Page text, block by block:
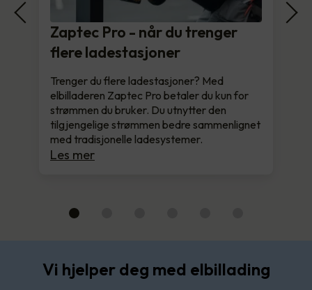
Zaptec Pro - når du trenger
flere ladestasjoner
Trenger du flere ladestasjoner? Med
elbilladeren Zaptec Pro betaler du kun for
strømmen du bruker. Du utnytter den
tilgjengelige strømmen bedre sammenlignet
med tradisjonelle ladesystemer.
Les mer
Vi hjelper deg med elbillading